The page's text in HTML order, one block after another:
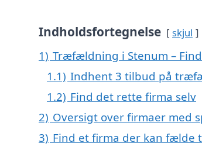
Indholdsfortegnelse skjul
1) Træfældning i Stenum –
1.1) Indhent 3 tilbud på
1.2) Find det rette firma selv
2) Oversigt over firmaer med
3) Find et firma der kan fælde